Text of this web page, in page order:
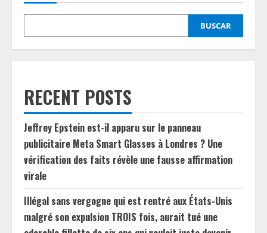
BUSCAR
RECENT POSTS
Jeffrey Epstein est-il apparu sur le panneau
publicitaire Meta Smart Glasses à Londres ? Une
vérification des faits révèle une fausse affirmation
virale
Illégal sans vergogne qui est rentré aux États-Unis
malgré son expulsion TROIS fois, aurait tué une